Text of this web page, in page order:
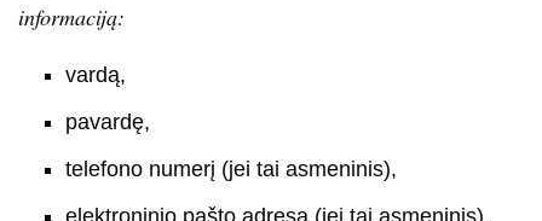
informaciją:
vardą,
pavardę,
telefono numerį (jei tai asmeninis),
elektroninio pašto adresą (jei tai asmeninis).